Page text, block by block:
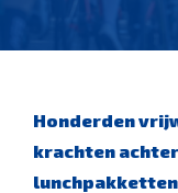
Honderden
krachten